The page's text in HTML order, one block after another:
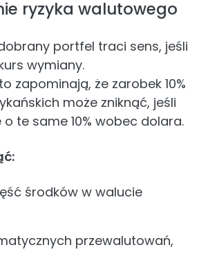
ryzyka walutowego
portfel traci sens, jeśli
wymiany.
zapominają, że zarobek 10%
może zniknąć, jeśli
o te same 10% wobec dolara.
środków w walucie
przewalutowań,